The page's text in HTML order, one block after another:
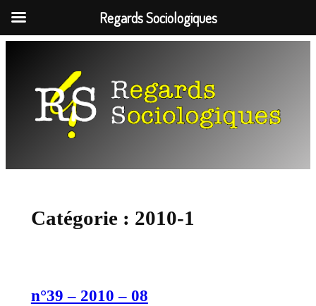
Catégorie : 2010-1
n°39 – 2010 – 08
Regards Sociologiques